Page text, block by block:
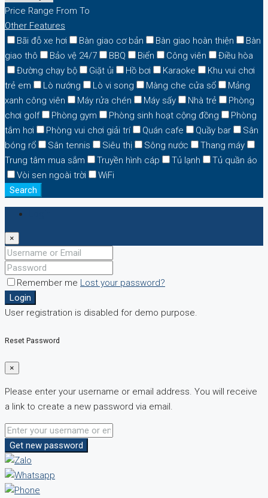
Price Range From To
Other Features
Bãi đỗ xe hơi
Bàn giao cơ bản Bàn giao hoàn thiện
Bàn
giao thô
Bảo vệ 24/7 BBQ Biển Công viên
Điều hòa
Đường chạy bộ
Giặt ủi Hồ bơi Karaoke
Khu vui chơi
trẻ em
Lò nướng Lò vi song Màng che cửa sổ
Mảng
xanh công viên
Máy rửa chén Máy sấy Nhà trẻ
Phòng
chơi golf
Phòng gym Phòng sinh hoạt cộng đồng
Phòng
tắm hơi
Phòng vui chơi giải trí Quán cafe Quầy bar
Sân
bóng rổ
Sân tennis Siêu thị Sông nước
Thang máy
Trung tâm mua sắm
Truyền hình cáp Tủ lạnh
Tủ quần áo
Vòi sen ngoài trời
WiFi
Search
×
Remember me Lost your password?
Login
User registration is disabled for demo purpose.
Reset Password
×
Please enter your username or email address. You will receive
a link to create a new password via email.
Get new password